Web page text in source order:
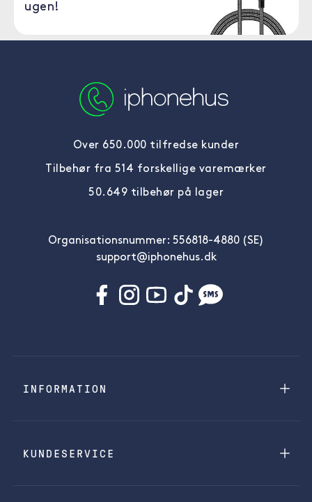
ugen!
Over 650.000 tilfredse kunder
Tilbehør fra 514 forskellige varemærker
50.649 tilbehør på lager
Organisationsnummer: 556818-4880 (SE)
support@iphonehus.dk
INFORMATION
KUNDESERVICE